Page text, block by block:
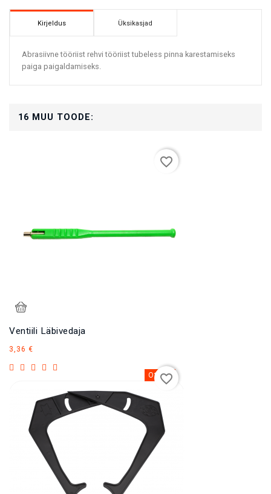
Kirjeldus Üksikasjad
Abrasiivne tööriist rehvi tööriist tubeless pinna karestamiseks
paiga paigaldamiseks.
16 MUU TOODE:
Ventiili Läbivedaja
3,36 €
favorite_border
Otsas
favorite_border